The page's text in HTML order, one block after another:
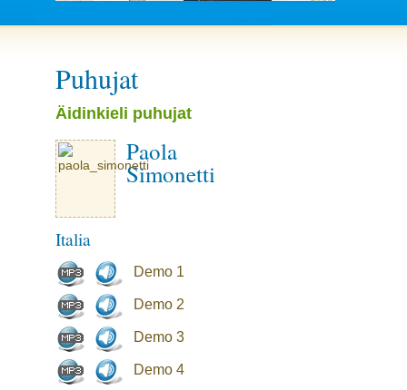
Puhujat
Äidinkieli puhujat
Paola
Simonetti
Italia
Demo 1
Demo 2
Demo 3
Demo 4